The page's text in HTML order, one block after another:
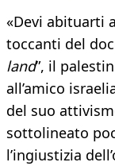
«Devi abituarti
toccanti del
land”, il
all’amico
del suo
sottolineato
l’ingiustizia